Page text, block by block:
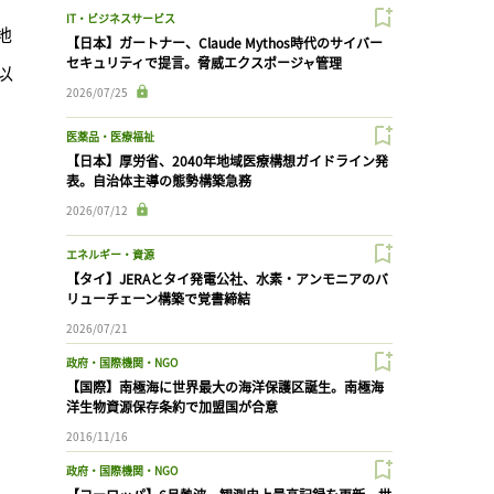
IT・ビジネスサービス
【日本】ガートナー、Claude Mythos時代のサイバー
セキュリティで提言。脅威エクスポージャ管理
2026/07/25
医薬品・医療福祉
【日本】厚労省、2040年地域医療構想ガイドライン発
表。自治体主導の態勢構築急務
2026/07/12
エネルギー・資源
【タイ】JERAとタイ発電公社、水素・アンモニアのバ
リューチェーン構築で覚書締結
2026/07/21
政府・国際機関・NGO
【国際】南極海に世界最大の海洋保護区誕生。南極海
洋生物資源保存条約で加盟国が合意
2016/11/16
政府・国際機関・NGO